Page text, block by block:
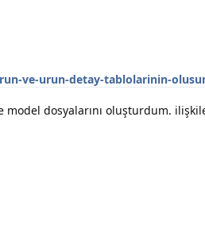
ve-urun-detay-tablolarinin-
dosyalarını oluşturdum.